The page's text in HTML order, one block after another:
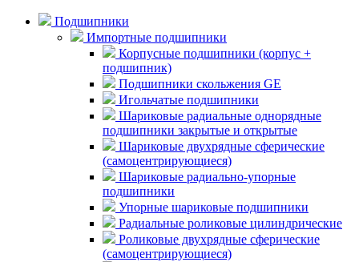
Подшипники
Импортные подшипники
Корпусные подшипники (корпус +
подшипник)
Подшипники скольжения GE
Игольчатые подшипники
Шариковые радиальные однорядные
подшипники закрытые и открытые
Шариковые двухрядные сферические
(самоцентрирующиеся)
Шариковые радиально-упорные
подшипники
Упорные шариковые подшипники
Радиальные роликовые цилиндрические
Роликовые двухрядные сферические
(самоцентрирующиеся)